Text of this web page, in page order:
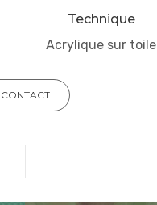
Technique
Acrylique sur toile
CONTACT